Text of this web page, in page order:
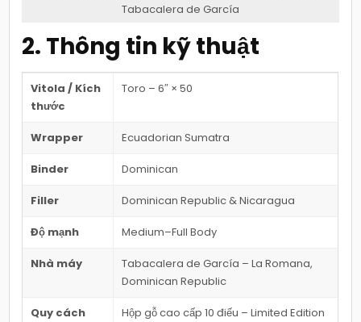
Tabacalera de García
2. Thông tin kỹ thuật
Vitola / Kích
thước
Toro – 6″ × 50
Wrapper Ecuadorian Sumatra
Binder Dominican
Filler Dominican Republic & Nicaragua
Độ mạnh Medium–Full Body
Nhà máy
Tabacalera de García – La Romana,
Dominican Republic
Quy cách
Hộp gỗ cao cấp 10 điếu – Limited Edition